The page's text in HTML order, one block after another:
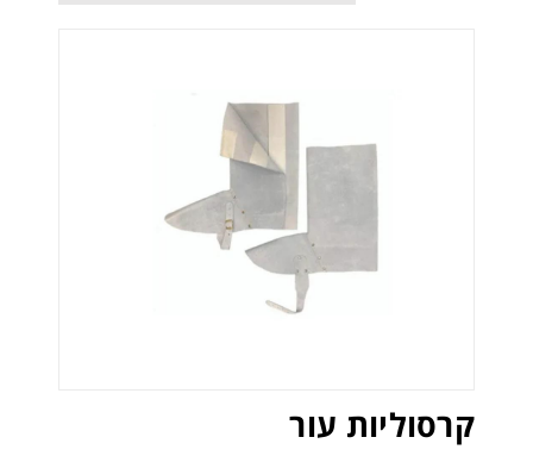
קרסוליות עור